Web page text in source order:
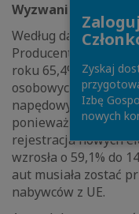
Wyzwania
Według danych
Producentów
roku 65,4% spośród
osobowych w UE
napędowym*.
ponieważ w
rejestracja nowych
wzrosła o 59,1% do
aut musiała zostać
nabywców z UE.
Zyskaj
Izbę
nowych